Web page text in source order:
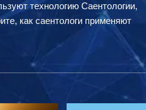
технологию Саентологии,
как саентологи применяют